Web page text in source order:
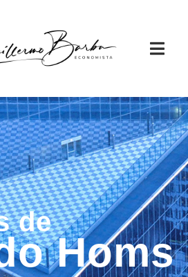
de
Homs